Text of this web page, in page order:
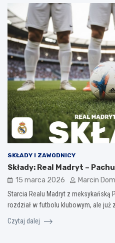
SKŁADY I ZAWODNICY
Składy: Real Madryt –
15 marca 2026 Marcin
Starcia Realu Madryt z
rozdział w futbolu klubowym, ale już
Czytaj dalej